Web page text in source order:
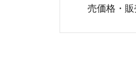
売価格・販